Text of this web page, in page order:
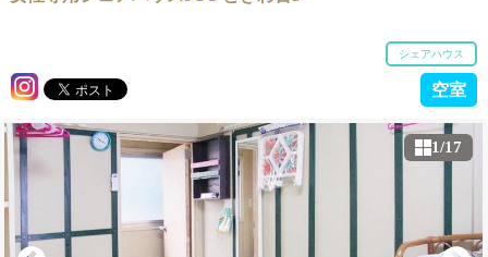
シェアハウス
空室
1/17